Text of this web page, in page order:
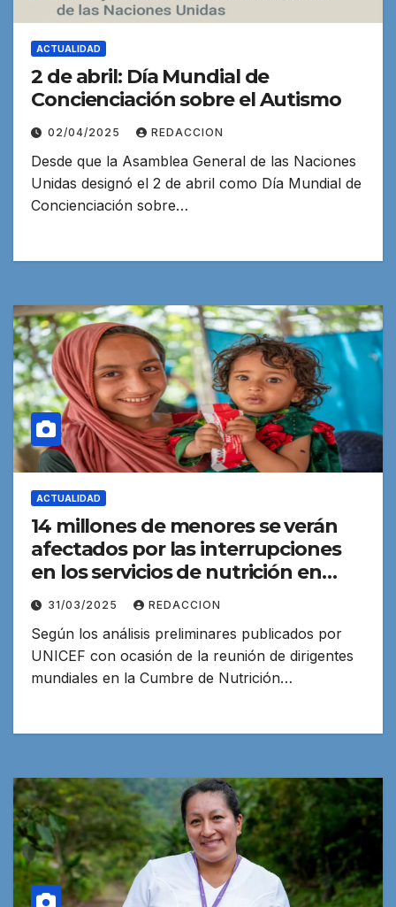
ACTUALIDAD
2 de abril: Día Mundial de
Concienciación sobre el Autismo
02/04/2025 REDACCION
Desde que la Asamblea General de las Naciones
Unidas designó el 2 de abril como Día Mundial de
Concienciación sobre…
ACTUALIDAD
14 millones de menores se verán
afectados por las interrupciones
en los servicios de nutrición en
2025
31/03/2025 REDACCION
Según los análisis preliminares publicados por
UNICEF con ocasión de la reunión de dirigentes
mundiales en la Cumbre de Nutrición…